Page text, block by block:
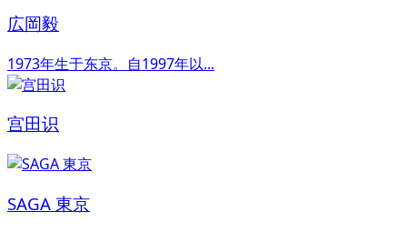
広岡毅
1973年生于东京。自1997年以...
宫田识
SAGA 東京